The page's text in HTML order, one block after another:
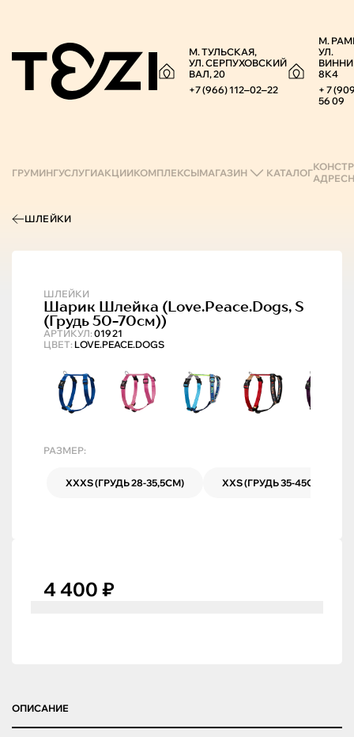
М. ТУЛЬСКАЯ,
УЛ. СЕРПУХОВСКИЙ
ВАЛ, 20
+7 (966) 112‒02‒22
М.
УЛ.
8К4
+ 7
56 09
ГРУМИНГУСЛУГИАКЦИИКОМПЛЕКСЫМАГАЗИН КАТАЛОГ
ШЛЕЙКИ
ШЛЕЙКИ
АРТИКУЛ: 01921
Шарик Шлейка (love.peace.dogs, S
(грудь 50-70см))
ЦВЕТ: LOVE.PEACE.DOGS
РАЗМЕР:
XXXS (ГРУДЬ 28-35,5СМ) XXS (ГРУДЬ 35-45СМ)
4 400 ₽
ОПИСАНИЕ